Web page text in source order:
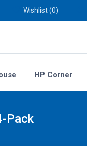
Wishlist (0)
HP Corner
Pack